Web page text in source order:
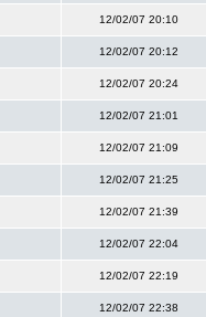
12/02/07 20:10
12/02/07 20:12
12/02/07 20:24
12/02/07 21:01
12/02/07 21:09
12/02/07 21:25
12/02/07 21:39
12/02/07 22:04
12/02/07 22:19
12/02/07 22:38